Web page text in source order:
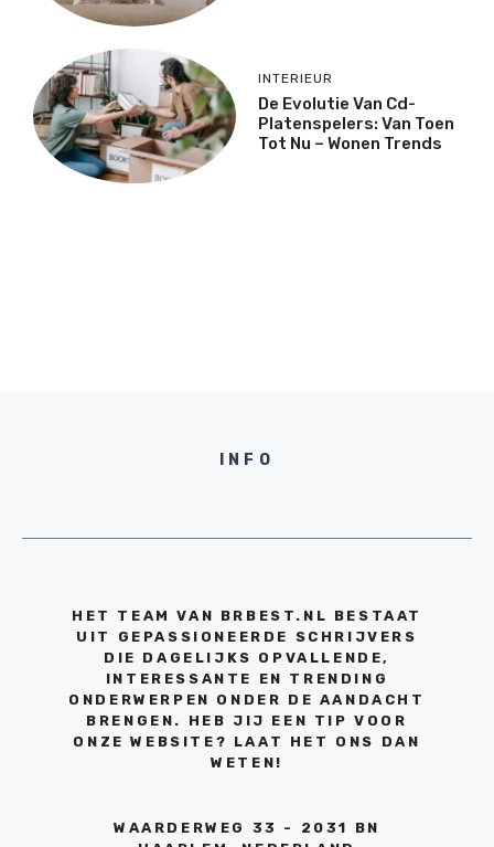
INTERIEUR
De Evolutie Van Cd-
Platenspelers: Van Toen
Tot Nu – Wonen Trends
INFO
HET TEAM VAN BRBEST.NL BESTAAT
UIT GEPASSIONEERDE SCHRIJVERS
DIE DAGELIJKS OPVALLENDE,
INTERESSANTE EN TRENDING
ONDERWERPEN ONDER DE AANDACHT
BRENGEN. HEB JIJ EEN TIP VOOR
ONZE WEBSITE? LAAT HET ONS DAN
WETEN!
WAARDERWEG 33 - 2031 BN